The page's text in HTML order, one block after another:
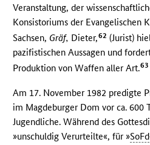
Veranstaltung, der
Konsistoriums der Evangelischen
Sachsen, Gräf, Dieter,62 (Jurist)
pazifistischen Aussagen und
Produktion von Waffen aller Art.63
Am 17. November 1982 predigte
im Magdeburger Dom vor ca. 600
Jugendliche. Während des
»unschuldig Verurteilte«, für »SoFd